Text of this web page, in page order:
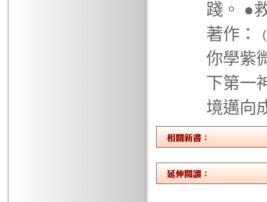
踐。 ●
著作：
你學紫
下第一
境邁向